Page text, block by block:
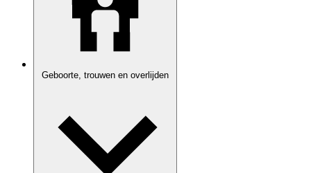
Geboorte, trouwen en overlijden